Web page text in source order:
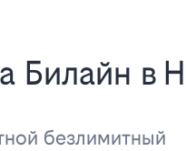
безлимитный